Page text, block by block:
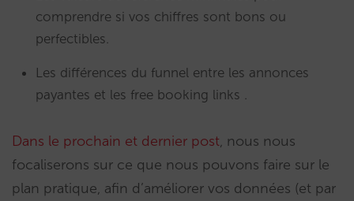
comprendre si vos chiffres sont bons ou
perfectibles.
Les différences du funnel entre les annonces
payantes et les free booking links .
Dans le prochain et dernier post, nous nous
focaliserons sur ce que nous pouvons faire sur le
plan pratique, afin d’améliorer vos données (et par